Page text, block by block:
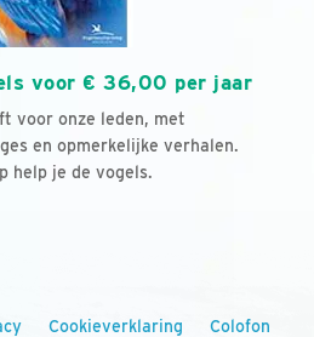
voor € 36,00 per jaar
voor onze leden, met
en opmerkelijke verhalen.
help je de vogels.
Cookieverklaring Colofon